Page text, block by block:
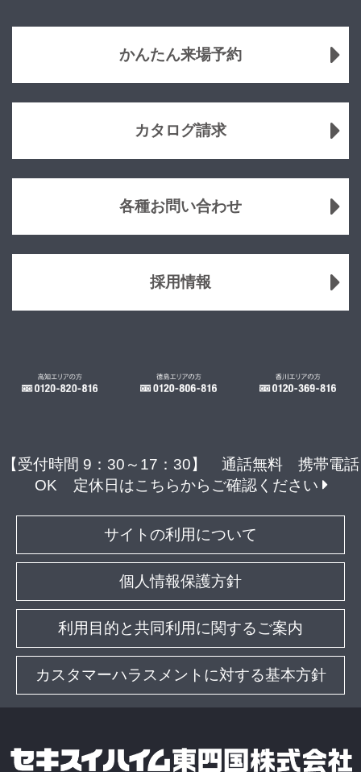
かんたん来場予約
カタログ請求
各種お問い合わせ
採用情報
【受付時間 9：30～17：30】 通話無料 携帯電話
OK
定休日はこちらからご確認ください
サイトの利用について
個人情報保護方針
利用目的と共同利用に関するご案内
カスタマーハラスメントに対する基本方針